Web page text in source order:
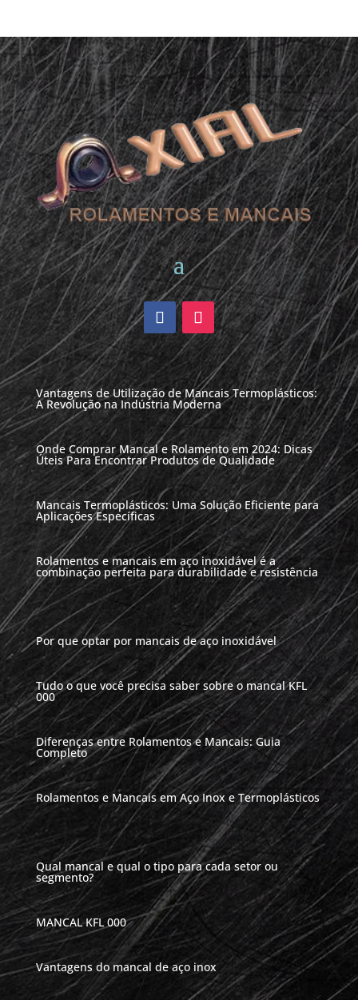
Vantagens de Utilização de Mancais Termoplásticos:
A Revolução na Indústria Moderna
Onde Comprar Mancal e Rolamento em 2024: Dicas
Úteis Para Encontrar Produtos de Qualidade
Mancais Termoplásticos: Uma Solução Eficiente para
Aplicações Específicas
Rolamentos e mancais em aço inoxidável é a
combinação perfeita para durabilidade e resistência
Por que optar por mancais de aço inoxidável
Tudo o que você precisa saber sobre o mancal KFL
000
Diferenças entre Rolamentos e Mancais: Guia
Completo
Rolamentos e Mancais em Aço Inox e Termoplásticos
Qual mancal e qual o tipo para cada setor ou
segmento?
MANCAL KFL 000
Vantagens do mancal de aço inox